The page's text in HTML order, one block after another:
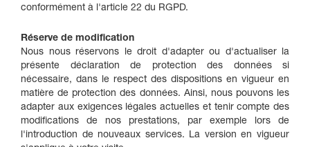
conformément à l'article 22 du RGPD.
Réserve de modification
Nous nous réservons le droit d'adapter ou d'actualiser la
présente déclaration de protection des données si
nécessaire, dans le respect des dispositions en vigueur en
matière de protection des données. Ainsi, nous pouvons les
adapter aux exigences légales actuelles et tenir compte des
modifications de nos prestations, par exemple lors de
l'introduction de nouveaux services. La version en vigueur